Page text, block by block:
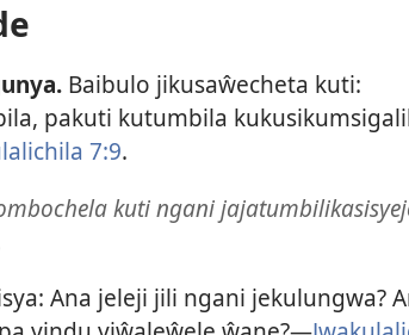
Baibulo jikusaŵecheta kuti:
pakuti kutumbila
7:9.
kuti ngani
Ana jeleji jili ngani jekulungwa?